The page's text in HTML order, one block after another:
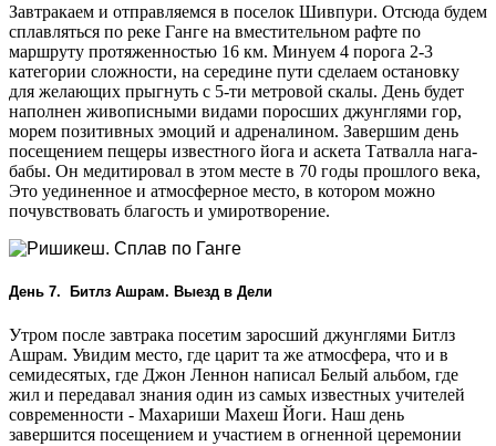
Завтракаем и отправляемся в поселок Шивпури. Отсюда будем
сплавляться по реке Ганге на вместительном рафте по
маршруту протяженностью 16 км. Минуем 4 порога 2-3
категории сложности, на середине пути сделаем остановку
для желающих прыгнуть с 5-ти метровой скалы. День будет
наполнен живописными видами поросших джунглями гор,
морем позитивных эмоций и адреналином. Завершим день
посещением пещеры известного йога и аскета Татвалла нага-
бабы. Он медитировал в этом месте в 70 годы прошлого века,
Это уединенное и атмосферное место, в котором можно
почувствовать благость и умиротворение.
День 7. Битлз Ашрам. Выезд в Дели
Утром после завтрака посетим заросший джунглями Битлз
Ашрам. Увидим место, где царит та же атмосфера, что и в
семидесятых, где Джон Леннон написал Белый альбом, где
жил и передавал знания один из самых известных учителей
современности - Махариши Махеш Йоги. Наш день
завершится посещением и участием в огненной церемонии